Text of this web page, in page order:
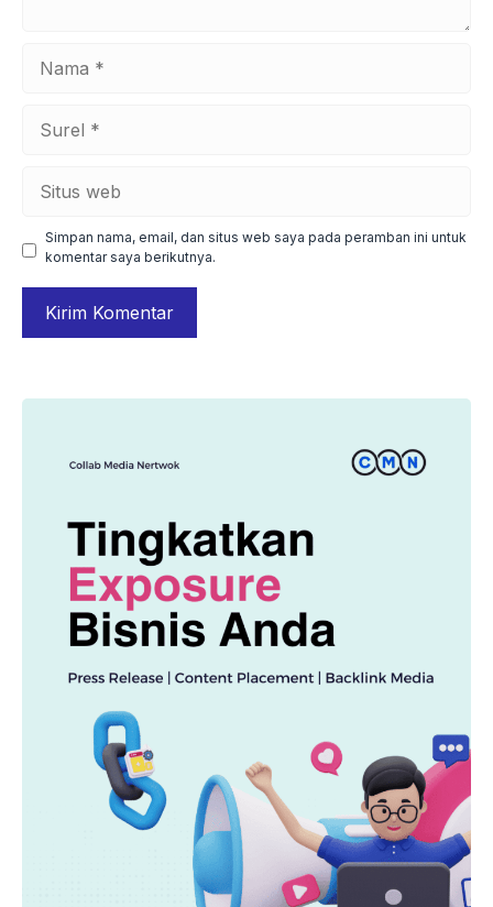
web
Simpan nama, email, dan situs web saya pada peramban ini untuk
komentar saya berikutnya.